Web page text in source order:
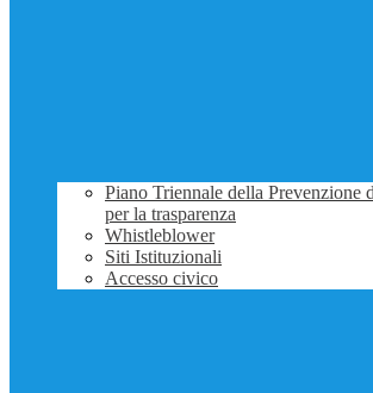
Piano Triennale della Prevenzione
per la trasparenza
Whistleblower
Siti Istituzionali
Accesso civico